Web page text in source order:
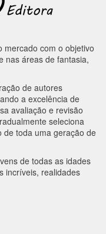
mercado com o objetivo
nas áreas de fantasia,
de autores
a excelência de
avaliação e revisão
seleciona
de toda uma geração de
de todas as idades
incríveis, realidades